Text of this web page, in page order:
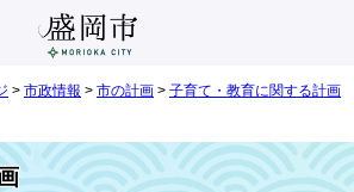
> 市政情報 > 市の計画 > 子育て・教育に関する計画